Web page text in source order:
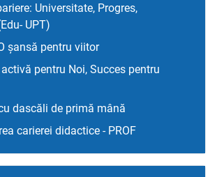
Universitate, Progres,
UPT)
șansă pentru viitor
pentru Noi, Succes pentru
dascăli de primă mână
carierei didactice - PROF